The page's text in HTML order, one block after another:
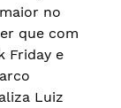
no
que com
Friday e
Luiz